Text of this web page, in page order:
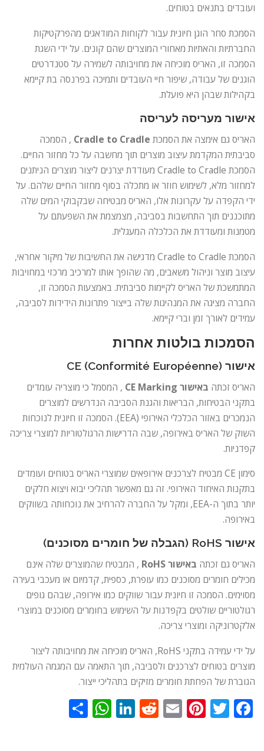
ועובדים בתנאים בטוחים.
הסמכת סחר הוגן חיונית עבור לקוחות המודאגים מהפרקטיקות
החברתיות והאתיות מאחורי המוצרים שהם קונים. על ידי השגת
הסמכה זו, האריס מוכיחה את מחויבותה לשמירה על סטנדרטים
הוגנים של עבודה, שיפור חיי העובדים ותמיכה בפרנסה בת קיימא
בקהילות שבהן היא פועלת.
אישור מעריסה לעריסה
האריס גם אימצה את הסמכת Cradle to Cradle , הסמכה
סביבתית המקדמת עיצוב מוצרים תוך מחשבה על כל מחזור החיים.
הסמכת Cradle to Cradle מעודדת יצרנים ליצור מוצרים הניתנים
למחזור מלא, לשימוש חוזר או מתכלה בסוף מחזור החיים שלהם. על
ידי הקפדה על עקרונות אלו, האריס מבטיחה שבקבוקי המים שלה
מתוכננים תוך התחשבות בסביבה, מצמצמת את השפעתם על
מטמנות ומעודדת את הכלכלה המעגלית.
הסמכת Cradle to Cradle מדגישה את החשיבות של מיקור אחראי,
עיצוב מוצר וניהול משאבים, מה שהופך אותו למרכיב מרכזי במחויבות
המתמשכת של האריס לקיימות סביבתית. באמצעות הסמכה זו,
החברה מציגה את המנהיגות שלה בייצור פתרונות הידידות לסביבה,
עמידים לאורך זמן וברי קיימא.
הסמכות בולטות אחרות
אישור CE (Conformité Européenne)
האריס זכתה באישור CE Marking
, המסמל כי מוצריה עומדים
בתקני הבטיחות, הבריאות והגנת הסביבה הנדרשים למוצרים
הנמכרים באזור הכלכלי האירופי (EEA). הסמכה זו חיונית לנוכחות
השוק של האריס באירופה, שבה הדרישות הרגולטוריות למוצרי צריכה
קפדניות.
סימון CE מבטיח לצרכנים אירופאים שמוצרי האריס בטוחים ועומדים
בתקנות האיחוד האירופי. זה גם מאפשר תהליכי יבוא ויצוא חלקים
יותר בתוך ה-EEA, ומקל על החברה להרחיב את נוכחותה בשווקים
באירופה.
אישור RoHS (הגבלה של חומרים מסוכנים)
האריס גם זכתה באישור RoHS
, המבטיח שהמוצרים שלה אינם
מכילים חומרים מסוכנים כמו עופרת, כספית, קדמיום או מעכבי בעירה
מסוימים. הסמכה זו חיונית עבור שווקים כמו אירופה, שבהם גופים
רגולטוריים שולטים בקפדנות על השימוש בחומרים מסוכנים במוצרי
אלקטרוניקה ומוצרי צריכה.
על ידי עמידה בתקני RoHS, האריס מוכיחה את מחויבותה ליצור
מוצרים בטוחים לצרכנים ולסביבה, תוך התאמה עם המגמה העולמית
הגוברת של הפחתת חומרים מזיקים בתהליכי ייצור.
Facebook
Twitter
Pinterest
Email
Reddit
LinkedIn
WhatsApp